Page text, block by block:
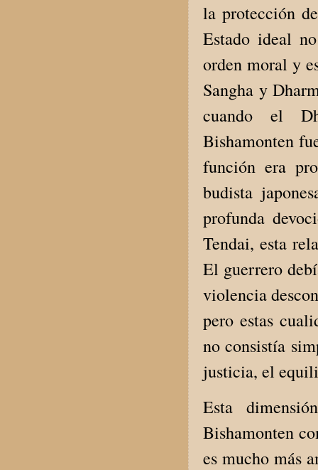
la protección
Estado ideal
orden moral y
Sangha y
cuando el
Bishamonten
función era
budista
profunda
Tendai, esta
El guerrero
violencia
pero estas
no consistía
justicia, el
Esta
Bishamonten
es mucho más